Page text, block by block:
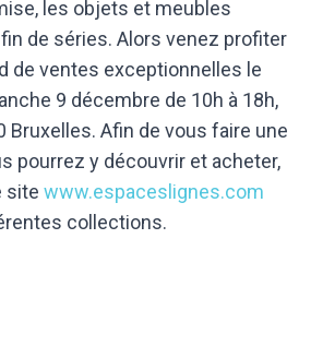
les objets et meubles
de séries. Alors venez profiter
de ventes exceptionnelles le
9 décembre de 10h à 18h,
Bruxelles. Afin de vous faire une
pourrez y découvrir et acheter,
site www.espaceslignes.com
collections.